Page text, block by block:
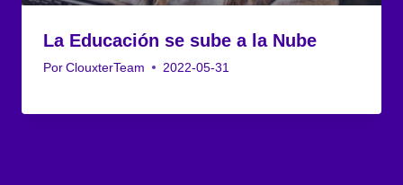
La Educación se sube a la Nube
Por ClouxterTeam 2022-05-31